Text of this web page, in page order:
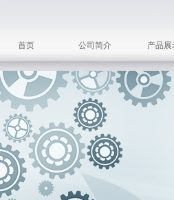
首页 公司简介 产品展